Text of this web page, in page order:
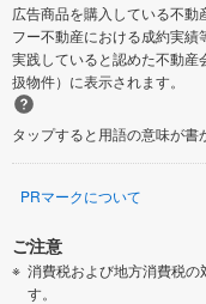
広告商品を購入している不
フー不動産における成約実
実践していると認めた不動産
扱物件）に表示されます。
タップすると用語の意味が書
PRマークについて
ご注意
消費税および地方消費税の
す。